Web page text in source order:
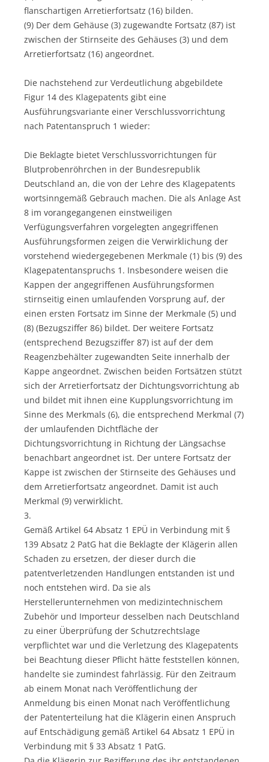
flanschartigen Arretierfortsatz (16) bilden.
(9) Der dem Gehäuse (3) zugewandte Fortsatz (87) ist
zwischen der Stirnseite des Gehäuses (3) und dem
Arretierfortsatz (16) angeordnet.
Die nachstehend zur Verdeutlichung abgebildete
Figur 14 des Klagepatents gibt eine
Ausführungsvariante einer Verschlussvorrichtung
nach Patentanspruch 1 wieder:
Die Beklagte bietet Verschlussvorrichtungen für
Blutprobenröhrchen in der Bundesrepublik
Deutschland an, die von der Lehre des Klagepatents
wortsinngemäß Gebrauch machen. Die als Anlage Ast
8 im vorangegangenen einstweiligen
Verfügungsverfahren vorgelegten angegriffenen
Ausführungsformen zeigen die Verwirklichung der
vorstehend wiedergegebenen Merkmale (1) bis (9) des
Klagepatentanspruchs 1. Insbesondere weisen die
Kappen der angegriffenen Ausführungsformen
stirnseitig einen umlaufenden Vorsprung auf, der
einen ersten Fortsatz im Sinne der Merkmale (5) und
(8) (Bezugsziffer 86) bildet. Der weitere Fortsatz
(entsprechend Bezugsziffer 87) ist auf der dem
Reagenzbehälter zugewandten Seite innerhalb der
Kappe angeordnet. Zwischen beiden Fortsätzen stützt
sich der Arretierfortsatz der Dichtungsvorrichtung ab
und bildet mit ihnen eine Kupplungsvorrichtung im
Sinne des Merkmals (6), die entsprechend Merkmal (7)
der umlaufenden Dichtfläche der
Dichtungsvorrichtung in Richtung der Längsachse
benachbart angeordnet ist. Der untere Fortsatz der
Kappe ist zwischen der Stirnseite des Gehäuses und
dem Arretierfortsatz angeordnet. Damit ist auch
Merkmal (9) verwirklicht.
3.
Gemäß Artikel 64 Absatz 1 EPÜ in Verbindung mit §
139 Absatz 2 PatG hat die Beklagte der Klägerin allen
Schaden zu ersetzen, der dieser durch die
patentverletzenden Handlungen entstanden ist und
noch entstehen wird. Da sie als
Herstellerunternehmen von medizintechnischem
Zubehör und Importeur desselben nach Deutschland
zu einer Überprüfung der Schutzrechtslage
verpflichtet war und die Verletzung des Klagepatents
bei Beachtung dieser Pflicht hätte feststellen können,
handelte sie zumindest fahrlässig. Für den Zeitraum
ab einem Monat nach Veröffentlichung der
Anmeldung bis einen Monat nach Veröffentlichung
der Patenterteilung hat die Klägerin einen Anspruch
auf Entschädigung gemäß Artikel 64 Absatz 1 EPÜ in
Verbindung mit § 33 Absatz 1 PatG.